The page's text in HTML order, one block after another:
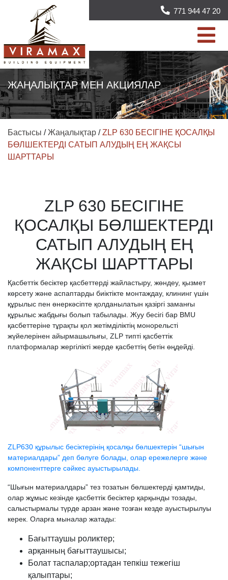
771 944 47 20
ЖАҢАЛЫҚТАР МЕН АКЦИЯЛАР
Бастысы / Жаңалықтар /ZLP 630 БЕСІГІНЕ ҚОСАЛҚЫ
БӨЛШЕКТЕРДІ САТЫП АЛУДЫҢ ЕҢ ЖАҚСЫ
ШАРТТАРЫ
ZLP 630 БЕСІГІНЕ
ҚОСАЛҚЫ БӨЛШЕКТЕРДІ
САТЫП АЛУДЫҢ ЕҢ
ЖАҚСЫ ШАРТТАРЫ
Қасбеттік бесіктер қасбеттерді жайластыру, жөндеу, қызмет
көрсету және аспаптарды биіктікте монтаждау, клининг үшін
құрылыс пен өнеркәсіпте қолданылатын қазіргі заманғы
құрылыс жабдығы болып табылады. Жуу бесігі бар BMU
қасбеттеріне тұрақты қол жетімділіктің монорельсті
жүйелерінен айырмашылығы, ZLP типті қасбеттік
платформалар жергілікті жерде қасбеттің бетін өңдейді.
ZLP630 құрылыс бесіктерінің қосалқы бөлшектерін “шығын
материалдары” деп бөлуге болады, олар ережелерге және
компоненттерге сәйкес ауыстырылады.
“Шығын материалдары” тез тозатын бөлшектерді қамтиды,
олар жұмыс кезінде қасбеттік бесіктер қарқынды тозады,
салыстырмалы түрде арзан және тозған кезде ауыстырылуы
керек. Оларға мыналар жатады:
Бағыттаушы роликтер;
арқанның бағыттаушысы;
Болат таспалар;ортадан тепкіш тежегіш
қалыптары;